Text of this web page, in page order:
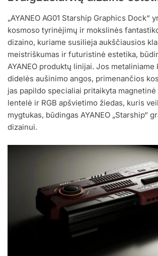
„AYANEO AG01 Starship Graphics Dock“
kosmoso tyrinėjimų ir mokslinės
dizaino, kuriame susilieja aukščiausios
meistriškumas ir futuristinė estetika,
AYANEO produktų linijai. Jos metaliniame
didelės aušinimo angos, primenančios
jas papildo specialiai pritaikyta
lentelė ir RGB apšvietimo žiedas, kuris
mygtukas, būdingas AYANEO „Starship“
dizainui.